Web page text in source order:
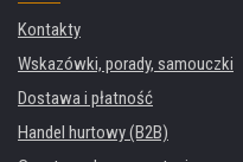
Kontakty
Wskazówki, porady, samouczki
Dostawa i płatność
Handel hurtowy (B2B)